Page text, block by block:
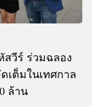
สวีร์ ร่วมฉลอง
เต็มในเทศกาล
ล้าน